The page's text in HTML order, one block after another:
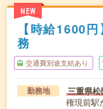
NEW
【時給1600
務
交通費別途支給あり
勤務地 三重県
権現前駅